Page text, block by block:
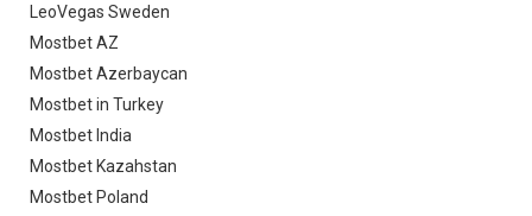
LeoVegas Sweden
Mostbet AZ
Mostbet Azerbaycan
Mostbet in Turkey
Mostbet India
Mostbet Kazahstan
Mostbet Poland